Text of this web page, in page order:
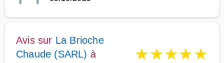
Avis sur La Brioche
Chaude (SARL) à
★★★★★